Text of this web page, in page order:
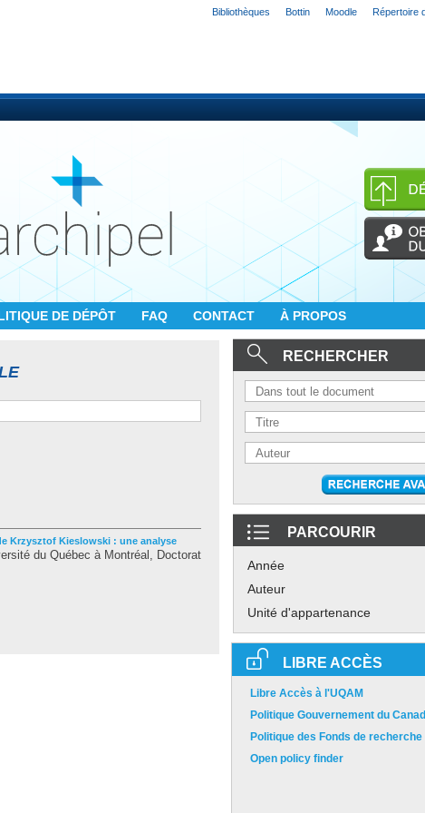
Bibliothèques Bottin Moodle Répertoire
DE DÉPÔT FAQ CONTACT À PROPOS
Krzysztof Kieslowski : une analyse
du Québec à Montréal, Doctorat
RECHERCHER
PARCOURIR
Année
Auteur
Unité d'appartenance
LIBRE ACCÈS
Libre Accès à l'UQAM
Politique Gouvernement du
Politique des Fonds de recherche
Open policy finder